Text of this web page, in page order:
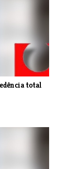
total